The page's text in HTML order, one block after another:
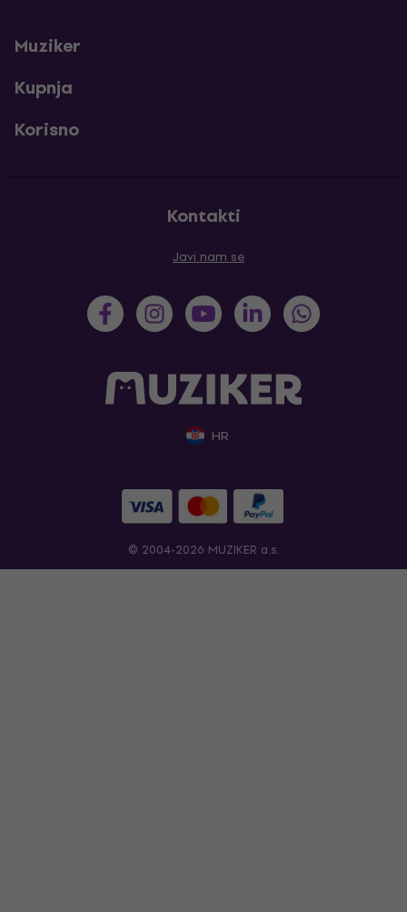
Muziker
Kupnja
Korisno
Kontakti
Javi nam se
HR
© 2004-2026 MUZIKER a.s.